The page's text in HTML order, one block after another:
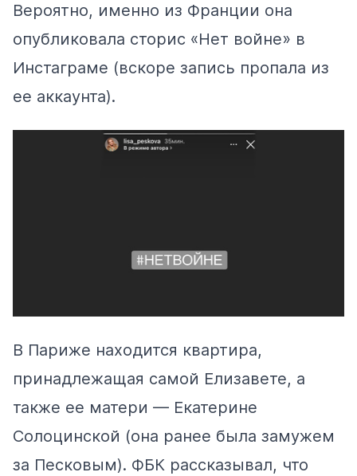
Вероятно, именно из Франции она
опубликовала сторис «Нет войне» в
Инстаграме (вскоре запись пропала из
ее аккаунта).
В Париже находится квартира,
принадлежащая самой Елизавете, а
также ее матери — Екатерине
Солоцинской (она ранее была замужем
за Песковым). ФБК рассказывал, что